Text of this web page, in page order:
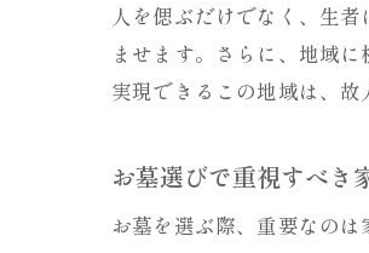
人を偲ぶだけでなく、生
ませます。さらに、地域
実現できるこの地域は、故
お墓選びで重視すべき
お墓を選ぶ際、重要なの